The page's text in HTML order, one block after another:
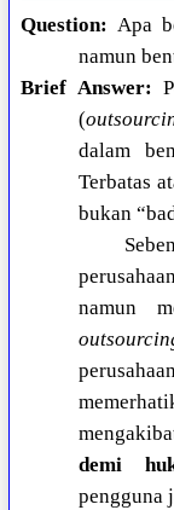
Question: Apa
namun
Brief Answer:
(
dalam
Terbatas
bukan
namun
demi
pengguna